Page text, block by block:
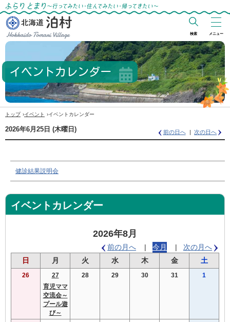
ふらりとまり～行ってみたい・住んでみた
い・帰ってきたい～
北海道 泊村
Hokkaido Tomari
Village
検索 メニュー
イベントカレンダー
トップ ›イベント ›イベントカレンダー
2026年6月25日 (木曜日 ) 前の日へ 次の日へ
健診結果説明会
イベントカレンダー
2026年8月
前の月へ 今月
次の月へ
日
日
月
日
火曜
日
水曜
日
木曜
日
金曜
日
土曜
日
26
27
育児ママ
交流会～
プール遊
び～
28 29 30 31 1